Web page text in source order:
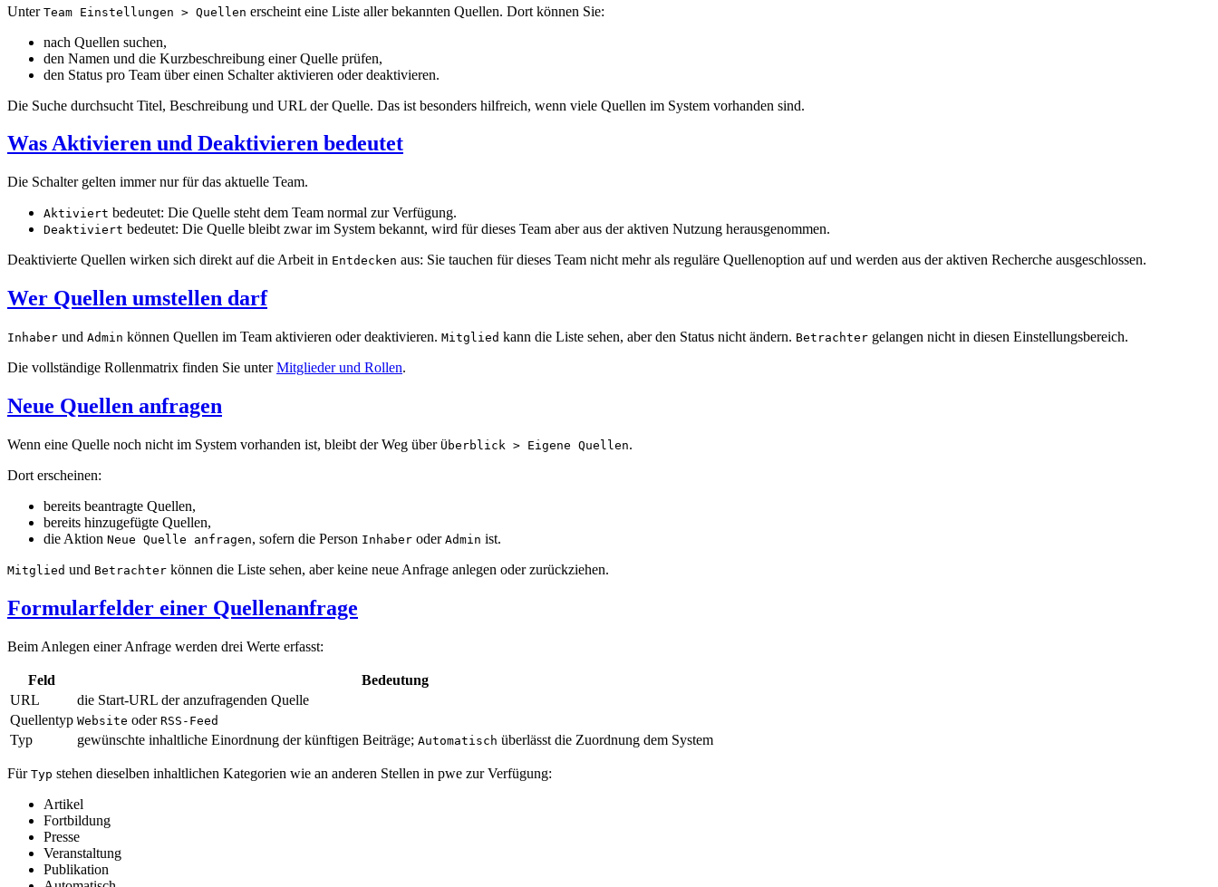
Unter Team Einstellungen > Quellen erscheint eine Liste aller bekannten Quellen. Dort können Sie:
nach Quellen suchen,
den Namen und die Kurzbeschreibung einer Quelle prüfen,
den Status pro Team über einen Schalter aktivieren oder deaktivieren.
Die Suche durchsucht Titel, Beschreibung und URL der Quelle. Das ist besonders hilfreich, wenn viele Quellen im System vorhanden sind.
Was Aktivieren und Deaktivieren bedeutet
Die Schalter gelten immer nur für das aktuelle Team.
Aktiviert bedeutet: Die Quelle steht dem Team normal zur Verfügung.
Deaktiviert bedeutet: Die Quelle bleibt zwar im System bekannt, wird für dieses Team aber aus der aktiven Nutzung herausgenommen.
Deaktivierte Quellen wirken sich direkt auf die Arbeit in Entdecken aus: Sie tauchen für dieses Team nicht mehr als reguläre Quellenoption auf und werden aus der aktiven Recherche ausgeschlossen.
Wer Quellen umstellen darf
Inhaber und Admin können Quellen im Team aktivieren oder deaktivieren. Mitglied kann die Liste sehen, aber den Status nicht ändern. Betrachter gelangen nicht in diesen Einstellungsbereich.
Die vollständige Rollenmatrix finden Sie unterMitglieder und Rollen.
Neue Quellen anfragen
Wenn eine Quelle noch nicht im System vorhanden ist, bleibt der Weg über Überblick > Eigene Quellen.
Dort erscheinen:
bereits beantragte Quellen,
bereits hinzugefügte Quellen,
die Aktion Neue Quelle anfragen, sofern die Person Inhaber oder Admin ist.
Mitglied und Betrachter können die Liste sehen, aber keine neue Anfrage anlegen oder zurückziehen.
Formularfelder einer Quellenanfrage
Beim Anlegen einer Anfrage werden drei Werte erfasst:
Feld
Bedeutung
URL
die Start-URL der anzufragenden Quelle
Quellentyp Website oder RSS-Feed
Typ gewünschte inhaltliche Einordnung der künftigen Beiträge; Automatisch überlässt die Zuordnung dem System
Für Typ stehen dieselben inhaltlichen Kategorien wie an anderen Stellen in pwe zur Verfügung:
Artikel
Fortbildung
Presse
Veranstaltung
Publikation